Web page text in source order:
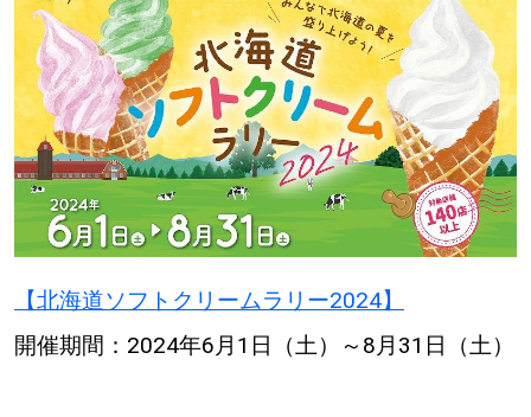
道央
KEYWORD キーワード
Sitakke編集部あい
【いろんな価値観や生き方に触れたい】
【暮らしの知恵を身につけたい】 札幌市
【北海道ソフトクリームラリー2024】
開催期間：2024年6月1日（土）～8月31日（土）